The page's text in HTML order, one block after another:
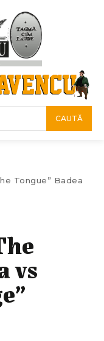
CAUTĂ
Tongue” Badea
vs